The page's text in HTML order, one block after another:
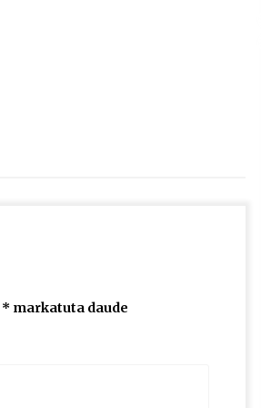
* markatuta daude